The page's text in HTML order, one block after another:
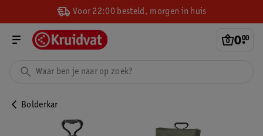
Voor 22:00 besteld, morgen in huis
0.
00
Bolderkar